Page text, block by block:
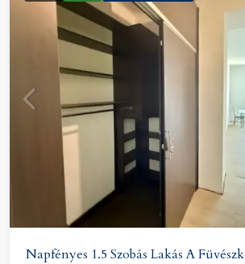
Napfényes 1.5 Szobás Lakás A